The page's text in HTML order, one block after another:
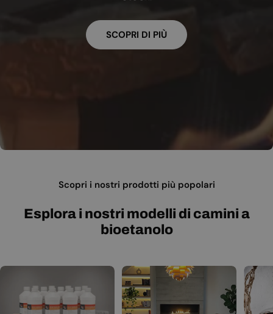
SCOPRI DI PIÙ
Scopri i nostri prodotti più popolari
Esplora i nostri modelli di camini a
bioetanolo